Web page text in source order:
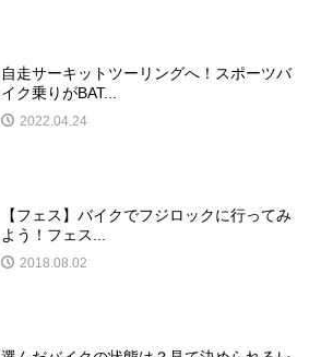
自走サーキットツーリングへ！スポーツバ
イク乗りがBAT...
2022.04.24
【フェス】バイクでフジロックに行ってみ
よう！フェス...
2018.08.02